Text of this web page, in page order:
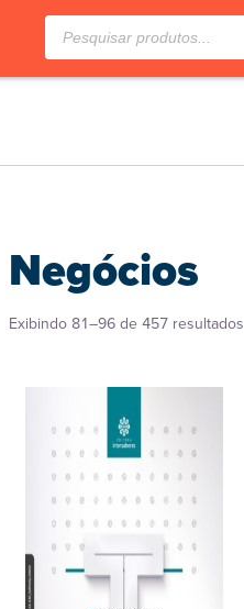
Pesquisar
produtos
Negócios
Exibindo 81–96 de 457 resultados